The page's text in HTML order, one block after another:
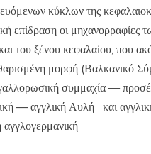
κύκλων της
επίδραση οι μηχανορραφίες
του ξένου κεφαλαίου, που
μορφή (Βαλκανικό
συμμαχία —
— αγγλική Αυλή και
αγγλογερμανική